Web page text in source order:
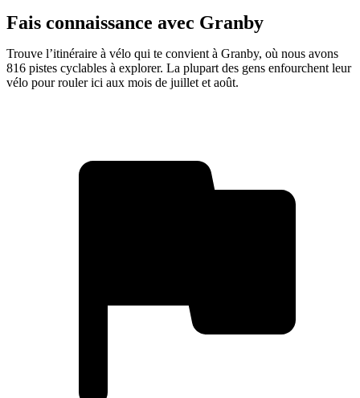
Fais connaissance avec Granby
Trouve l’itinéraire à vélo qui te convient à Granby, où nous avons
816 pistes cyclables à explorer. La plupart des gens enfourchent leur
vélo pour rouler ici aux mois de juillet et août.